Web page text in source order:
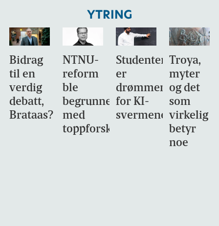
YTRING
Bidrag
til en
verdig
debatt,
Brataas?
NTNU-
reform
ble
begrunnet
med
toppforskning
Studentene
er
drømmemålet
for KI-
svermene
Troya,
myter
og det
som
virkelig
betyr
noe